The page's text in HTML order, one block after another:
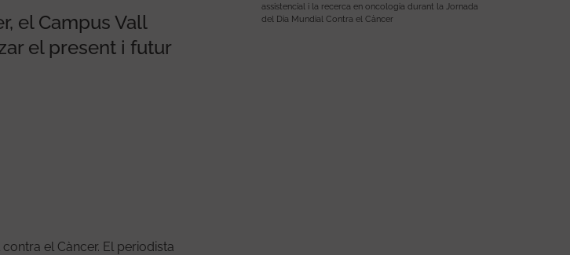
assistencial i la recerca en oncologia durant la Jornada
del Dia Mundial Contra el Càncer
el Campus Vall
el present i futur
el Càncer. El periodista